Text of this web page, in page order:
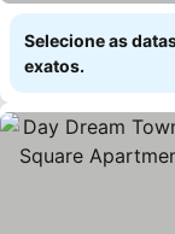
Selecione as
exatos.